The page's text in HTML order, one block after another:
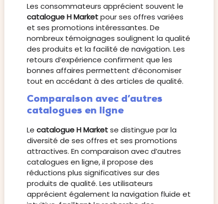
Les consommateurs apprécient souvent le
catalogue H Marketpour ses offres variées
et ses promotions intéressantes. De
nombreux témoignages soulignent la qualité
des produits et la facilité de navigation. Les
retours d’expérience confirment que les
bonnes affaires permettent d’économiser
tout en accédant à des articles de qualité.
Comparaison avec d’autres
catalogues en ligne
Le catalogue H Marketse distingue par la
diversité de ses offres et ses promotions
attractives. En comparaison avec d’autres
catalogues en ligne, il propose des
réductions plus significatives sur des
produits de qualité. Les utilisateurs
apprécient également la navigation fluide et